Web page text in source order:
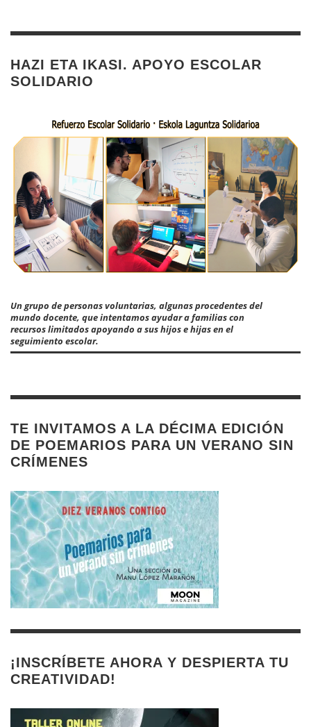
HAZI ETA IKASI. APOYO ESCOLAR
SOLIDARIO
Un grupo de personas voluntarias, algunas procedentes del
mundo docente, que intentamos ayudar a familias con
recursos limitados apoyando a sus hijos e hijas en el
seguimiento escolar.
TE INVITAMOS A LA DÉCIMA EDICIÓN
DE POEMARIOS PARA UN VERANO SIN
CRÍMENES
¡INSCRÍBETE AHORA Y DESPIERTA TU
CREATIVIDAD!